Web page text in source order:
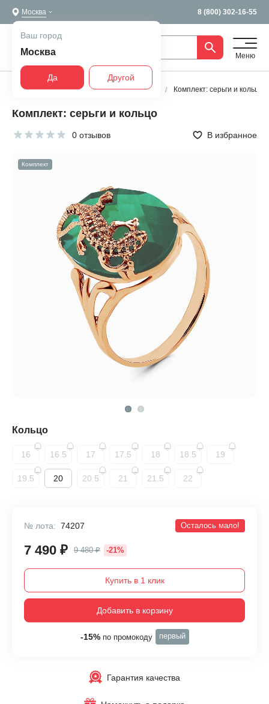
Москва 8 (800) 302-16-55
Ваш город
Москва
Да Другой
Меню
Главная Все украшения Комплекты Комплект: серьги и кольцо
Комплект: серьги и кольцо
0 отзывов В избранное
Комплект
Кольцо
16 16.5 17 17.5 18 18.5 19
19.5 20 20.5 21 21.5 22
№ лота: 74207 Осталось мало!
7 490 ₽ 9 480 ₽ -21%
Купить в 1 клик
Добавить в корзину
-15%по промокоду первый
Гарантия качества